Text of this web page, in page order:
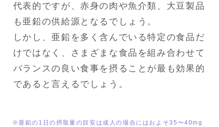
代表的ですが、赤身の肉や魚介類、大豆製品
も亜鉛の供給源となるでしょう。
しかし、亜鉛を多く含んでいる特定の食品だ
けではなく、さまざまな食品を組み合わせて
バランスの良い食事を摂ることが最も効果的
であると言えるでしょう。
※亜鉛の1日の摂取量の目安は成人の場合にはおよそ35〜40mg